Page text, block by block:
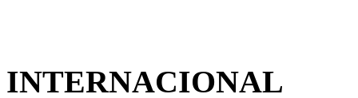
INTERNACIONAL